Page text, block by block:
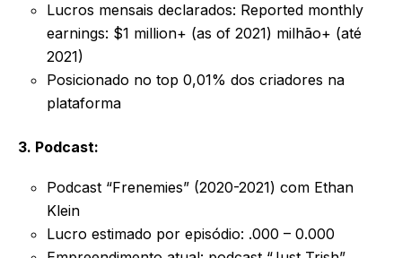
Lucros mensais declarados: Reported monthly
earnings: $1 million+ (as of 2021) milhão+ (até
2021)
Posicionado no top 0,01% dos criadores na
plataforma
3. Podcast:
Podcast “Frenemies” (2020-2021) com Ethan
Klein
Lucro estimado por episódio: .000 – 0.000